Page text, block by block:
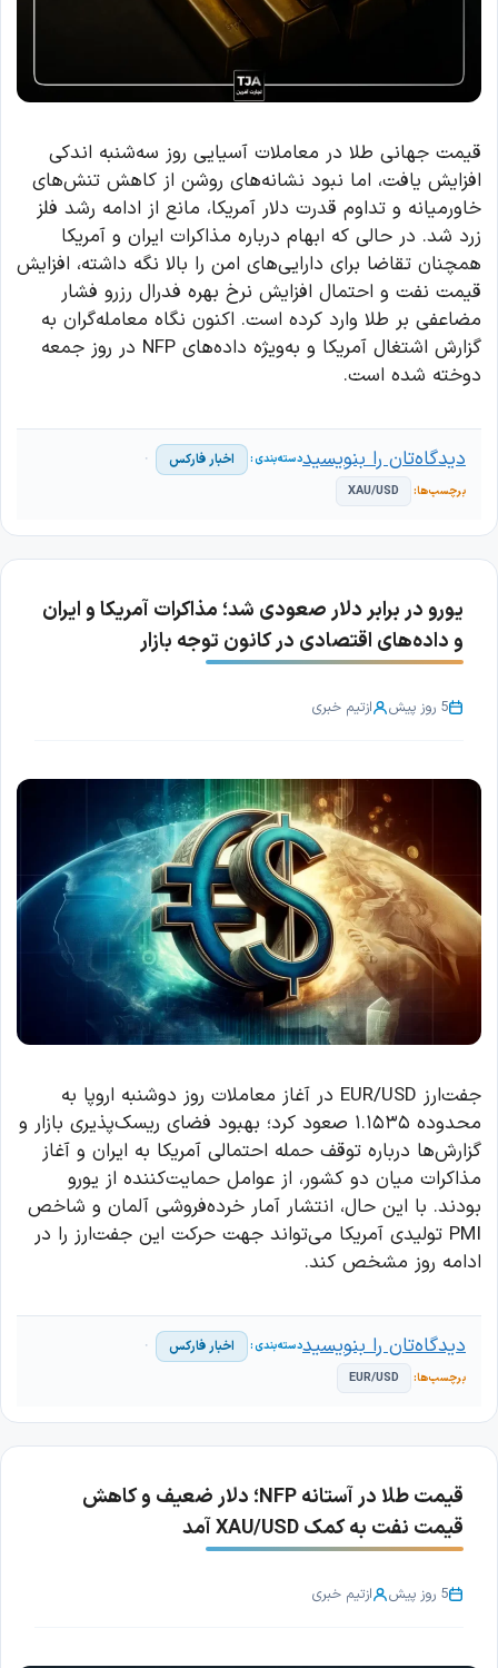
قیمت جهانی طلا در معاملات آسیایی روز سه‌شنبه اندکی
افزایش یافت، اما نبود نشانه‌های روشن از کاهش تنش‌های
خاورمیانه و تداوم قدرت دلار آمریکا، مانع از ادامه رشد فلز
زرد شد. در حالی که ابهام درباره مذاکرات ایران و آمریکا
همچنان تقاضا برای دارایی‌های امن را بالا نگه داشته، افزایش
قیمت نفت و احتمال افزایش نرخ بهره فدرال رزرو فشار
مضاعفی بر طلا وارد کرده است. اکنون نگاه معامله‌گران به
گزارش اشتغال آمریکا و به‌ویژه داده‌های NFP در روز جمعه
دوخته شده است.
اخبار فارکس
XAU/USD
دیدگاه‌تان را بنویسید
یورو در برابر دلار صعودی شد؛ مذاکرات آمریکا و ایران
و داده‌های اقتصادی در کانون توجه بازار
5 روز پیش ازتیم خبری
جفت‌ارز EUR/USD در آغاز معاملات روز دوشنبه اروپا به
محدوده ۱.۱۵۳۵ صعود کرد؛ بهبود فضای ریسک‌پذیری بازار و
گزارش‌ها درباره توقف حمله احتمالی آمریکا به ایران و آغاز
مذاکرات میان دو کشور، از عوامل حمایت‌کننده از یورو
بودند. با این حال، انتشار آمار خرده‌فروشی آلمان و شاخص
PMI تولیدی آمریکا می‌تواند جهت حرکت این جفت‌ارز را در
ادامه روز مشخص کند.
اخبار فارکس
EUR/USD
دیدگاه‌تان را بنویسید
قیمت طلا در آستانه NFP؛ دلار ضعیف و کاهش
قیمت نفت به کمک XAU/USD آمد
5 روز پیش ازتیم خبری